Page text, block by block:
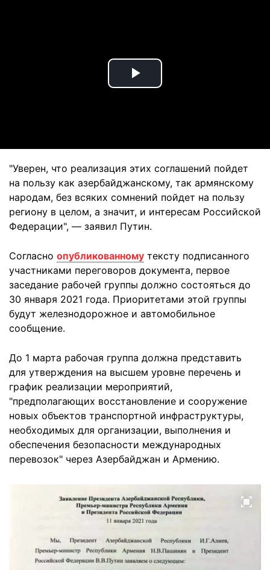
Play
"Уверен, что реализация этих соглашений пойдет
на пользу как азербайджанскому, так армянскому
народам, без всяких сомнений пойдет на пользу
региону в целом, а значит, и интересам Российской
Федерации", — заявил Путин.
Согласно опубликованному тексту подписанного
участниками переговоров документа, первое
заседание рабочей группы должно состояться до
30 января 2021 года. Приоритетами этой группы
будут железнодорожное и автомобильное
сообщение.
До 1 марта рабочая группа должна представить
для утверждения на высшем уровне перечень и
график реализации мероприятий,
"предполагающих восстановление и сооружение
новых объектов транспортной инфраструктуры,
необходимых для организации, выполнения и
обеспечения безопасности международных
перевозок" через Азербайджан и Армению.